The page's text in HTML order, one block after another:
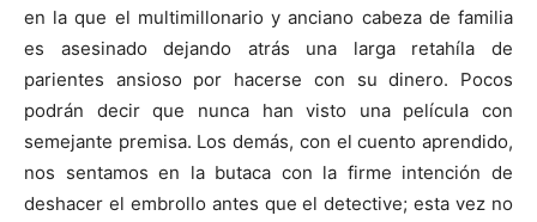
en la que el multimillonario y anciano cabeza de familia
es asesinado dejando atrás una larga retahíla de
parientes ansioso por hacerse con su dinero. Pocos
podrán decir que nunca han visto una película con
semejante premisa. Los demás, con el cuento aprendido,
nos sentamos en la butaca con la firme intención de
deshacer el embrollo antes que el detective; esta vez no